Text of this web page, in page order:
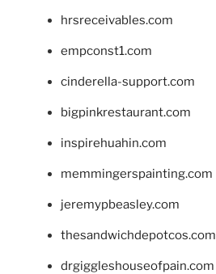
hrsreceivables.com
empconst1.com
cinderella-support.com
bigpinkrestaurant.com
inspirehuahin.com
memmingerspainting.com
jeremypbeasley.com
thesandwichdepotcos.com
drgiggleshouseofpain.com